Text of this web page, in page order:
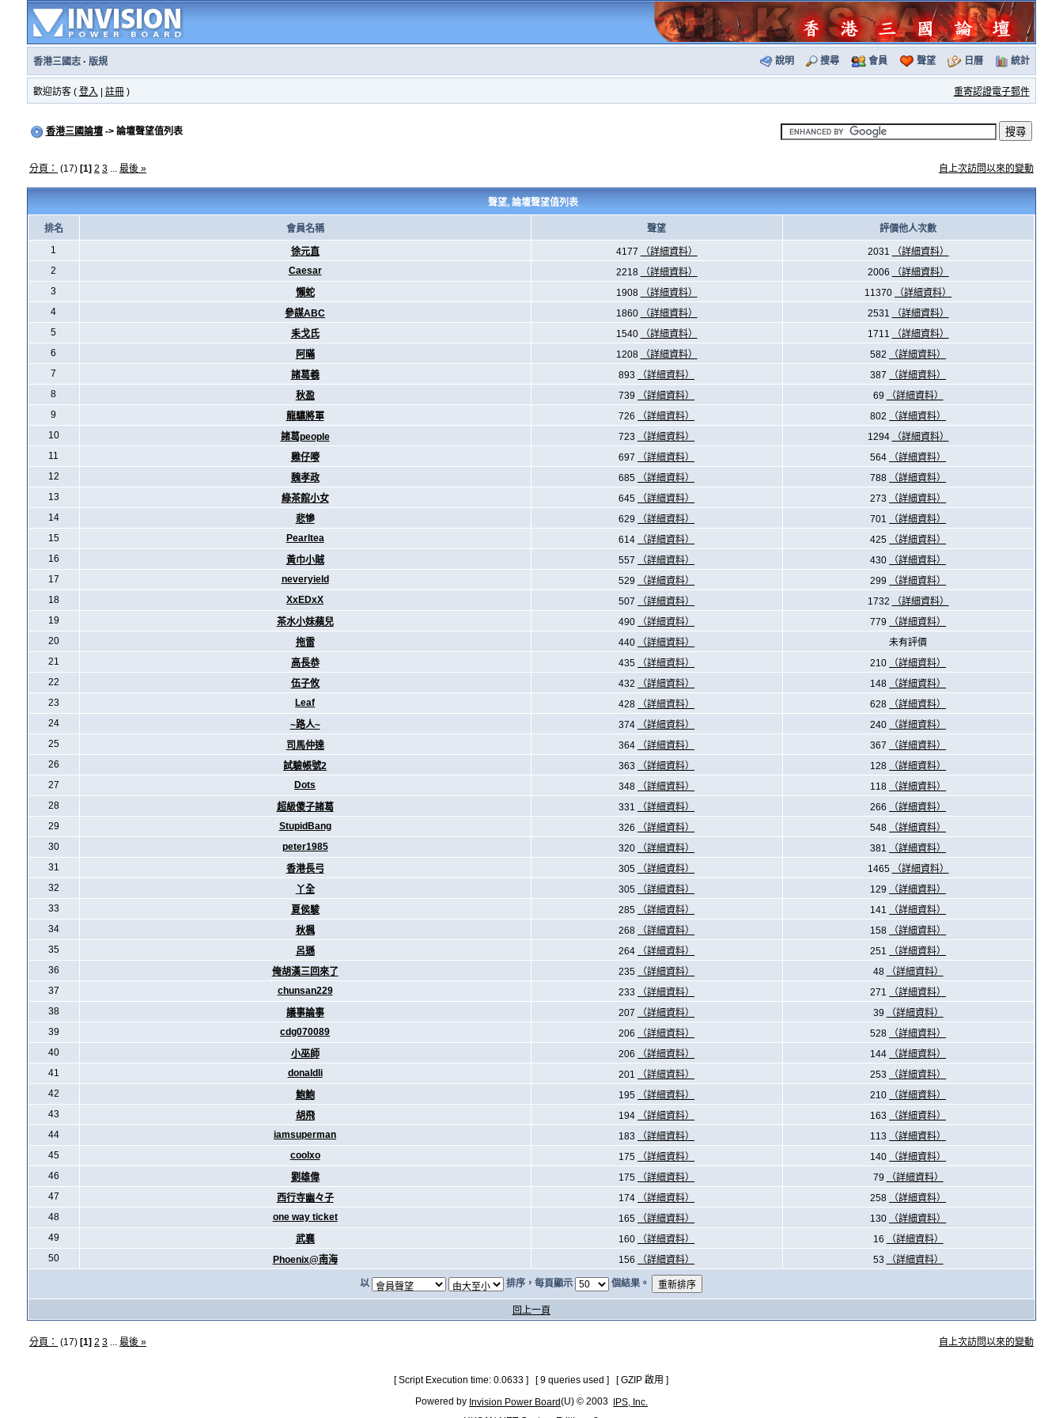
香港三國志· 版規 說明 搜尋 會員 聲望 日曆 統計
歡迎訪客 ( 登入 註冊) 重寄認證電子郵件
香港三國論壇-> 論壇聲望值列表
分頁： (17) [1] 2 3... 最後 » 自上次訪問以來的變動
聲望, 論壇聲望值列表
排名 會員名稱 聲望
評價他人次數
1
徐元直 4177 （詳細資料） 2031
（詳細資料）
2
Caesar 2218 （詳細資料） 2006
（詳細資料）
3
懶蛇 1908 （詳細資料） 11370
（詳細資料）
4
參謀ABC 1860 （詳細資料） 2531
（詳細資料）
5
耒戈氏 1540 （詳細資料） 1711
（詳細資料）
6
阿暪 1208 （詳細資料） 582
（詳細資料）
7
諸葛羲 893 （詳細資料） 387
（詳細資料）
8
秋盈 739 （詳細資料） 69
（詳細資料）
9
龍驤將軍 726 （詳細資料） 802
（詳細資料）
10
諸葛people 723 （詳細資料） 1294
（詳細資料）
11
雞仔嘜 697 （詳細資料） 564
（詳細資料）
12
魏孝政 685 （詳細資料） 788
（詳細資料）
13
綠茶館小女 645 （詳細資料） 273
（詳細資料）
14
悲慘 629 （詳細資料） 701
（詳細資料）
15
Pearltea 614 （詳細資料） 425
（詳細資料）
16
黃巾小賊 557 （詳細資料） 430
（詳細資料）
17
neveryield 529 （詳細資料） 299
（詳細資料）
18
XxEDxX 507 （詳細資料） 1732
（詳細資料）
19
茶水小妹蘋兒 490 （詳細資料） 779
（詳細資料）
20
拖雷 440 （詳細資料）
未有評價
21
高長恭 435 （詳細資料） 210
（詳細資料）
22
伍子攸 432 （詳細資料） 148
（詳細資料）
23
Leaf 428 （詳細資料） 628
（詳細資料）
24
~路人~ 374 （詳細資料） 240
（詳細資料）
25
司馬仲達 364 （詳細資料） 367
（詳細資料）
26
試驗帳號2 363 （詳細資料） 128
（詳細資料）
27
Dots 348 （詳細資料） 118
（詳細資料）
28
超級傻子諸葛 331 （詳細資料） 266
（詳細資料）
29
StupidBang 326 （詳細資料） 548
（詳細資料）
30
peter1985 320 （詳細資料） 381
（詳細資料）
31
香港長弓 305 （詳細資料） 1465
（詳細資料）
32
丫全 305 （詳細資料） 129
（詳細資料）
33
夏侯駿 285 （詳細資料） 141
（詳細資料）
34
秋楓 268 （詳細資料） 158
（詳細資料）
35
呂遜 264 （詳細資料） 251
（詳細資料）
36
俺胡漢三回來了 235 （詳細資料） 48
（詳細資料）
37
chunsan229 233 （詳細資料） 271
（詳細資料）
38
議事論事 207 （詳細資料） 39
（詳細資料）
39
cdg070089 206 （詳細資料） 528
（詳細資料）
40
小巫師 206 （詳細資料） 144
（詳細資料）
41
donaldli 201 （詳細資料） 253
（詳細資料）
42
鮑鮑 195 （詳細資料） 210
（詳細資料）
43
胡飛 194 （詳細資料） 163
（詳細資料）
44
iamsuperman 183 （詳細資料） 113
（詳細資料）
45
coolxo 175 （詳細資料） 140
（詳細資料）
46
劉雄偉 175 （詳細資料） 79
（詳細資料）
47
西行寺幽々子 174 （詳細資料） 258
（詳細資料）
48
one way ticket 165 （詳細資料） 130
（詳細資料）
49
武襄 160 （詳細資料） 16
（詳細資料）
50
Phoenix@南海 156 （詳細資料） 53 （詳細資料）
以 排序，每頁顯示 個結果。
回上一頁
分頁： (17) [1] 2 3... 最後 » 自上次訪問以來的變動
[ Script Execution time: 0.0633 ] [ 9 queries used ] [ GZIP 啟用 ]
Powered by Invision Power Board(U) © 2003
IPS, Inc.